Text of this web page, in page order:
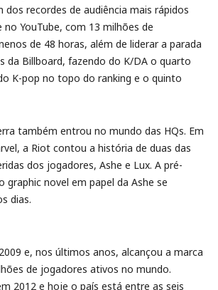
dos recordes de audiência mais rápidos
no YouTube, com 13 milhões de
de 48 horas, além de liderar a parada
da Billboard, fazendo do K/DA o quarto
K-pop no topo do ranking e o quinto
também entrou no mundo das HQs. Em
a Riot contou a história de duas das
dos jogadores, Ashe e Lux. A pré-
graphic novel em papel da Ashe se
dias.
e, nos últimos anos, alcançou a marca
de jogadores ativos no mundo.
2012 e hoje o país está entre as seis